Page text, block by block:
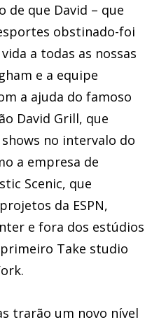
de que David – que
obstinado-foi
a todas as nossas
e a equipe
a ajuda do famoso
David Grill, que
no intervalo do
a empresa de
Scenic, que
da ESPN,
e fora dos estúdios
Take studio
trarão um novo nível